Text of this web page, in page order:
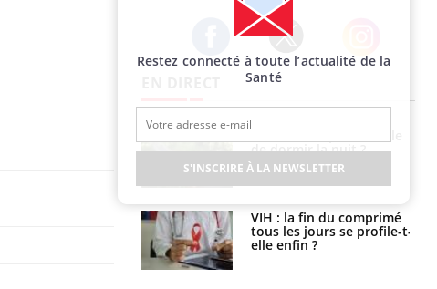
Facebook Twitter Instagram
de dormir la nuit ?
VIH : la fin du comprimé
tous les jours se profile-t-
elle enfin ?
Restez connecté à toute l’actualité de la
Santé
S'INSCRIRE À LA NEWSLETTER